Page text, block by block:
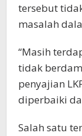
tersebut
masalah
“Masih
tidak
penyajian
diperbaiki
Salah satu